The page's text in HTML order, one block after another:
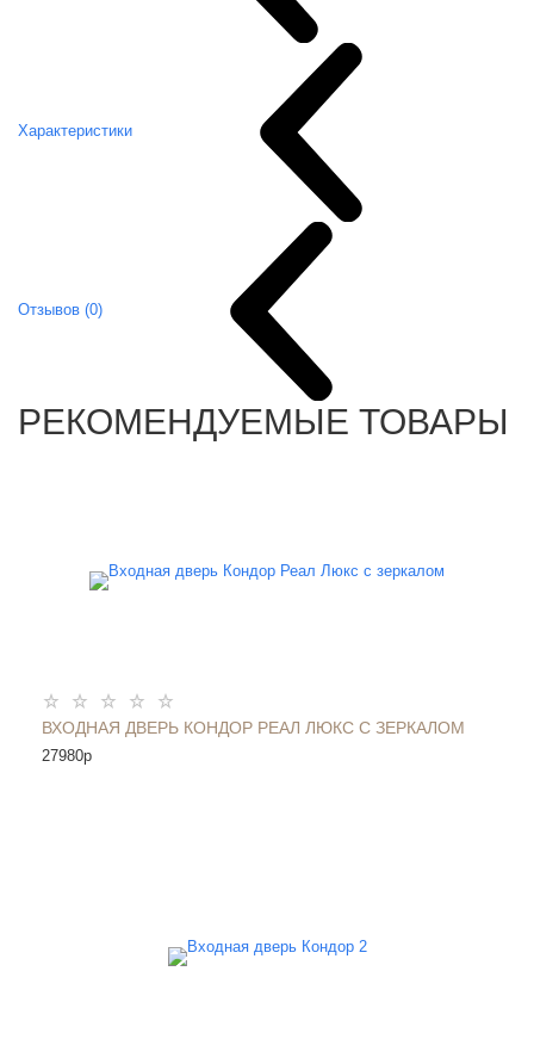
Характеристики
Отзывов (0)
РЕКОМЕНДУЕМЫЕ ТОВАРЫ
ВХОДНАЯ ДВЕРЬ КОНДОР РЕАЛ ЛЮКС С ЗЕРКАЛОМ
27980p